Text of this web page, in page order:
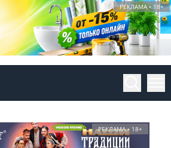
РЕКЛАМА • 18+
РЕКЛАМА • 18+